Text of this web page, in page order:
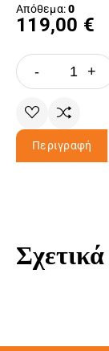
Απόθεμα:0
119,00 €
- +
Περιγραφή